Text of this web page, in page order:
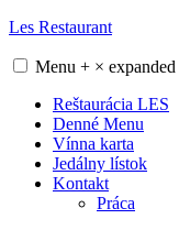
Skip
content
Les Restaurant
Menu + × expanded
Reštaurácia LES
Denné Menu
Vínna karta
Jedálny lístok
Kontakt
Práca